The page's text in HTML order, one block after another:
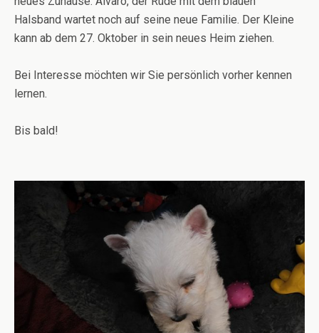
Halsband wartet noch auf seine neue Familie. Der Kleine
kann ab dem 27. Oktober in sein neues Heim ziehen.
Bei Interesse möchten wir Sie persönlich vorher kennen
lernen.
Bis bald!